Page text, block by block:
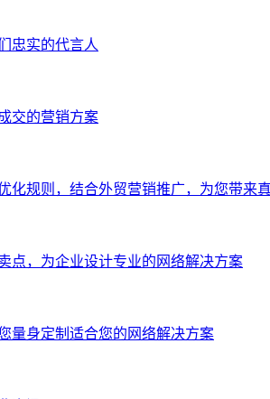
忠实的代言人
交的营销方案
化规则，结合外贸营销推广，为您带来
点，为企业设计专业的网络解决方案
量身定制适合您的网络解决方案